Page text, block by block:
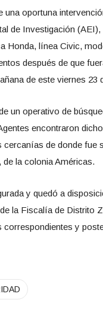
una oportuna
de Investigación
Honda, línea Civic,
después de que
de este viernes 23
un operativo de
encontraron
cercanías de donde fue
la colonia Américas.
y quedó a
la Fiscalía de Distrito
correspondientes y